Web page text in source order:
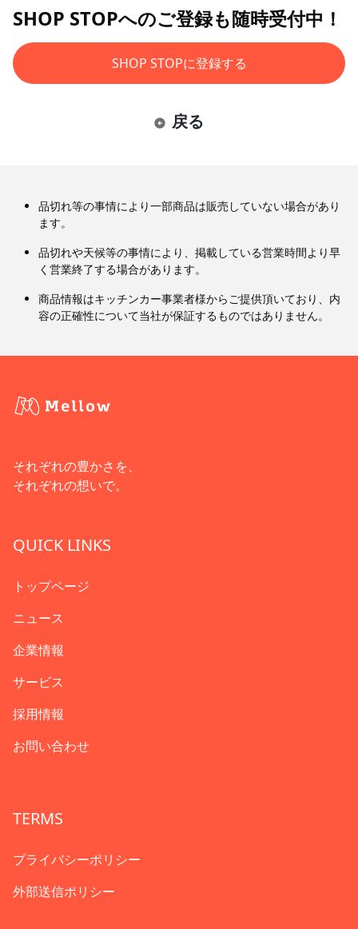
SHOP STOPへのご登録も随時受付中！
SHOP STOPに登録する
戻る
品切れ等の事情により一部商品は販売していない場合があり
ます。
品切れや天候等の事情により、掲載している営業時間より早
く営業終了する場合があります。
商品情報はキッチンカー事業者様からご提供頂いており、内
容の正確性について当社が保証するものではありません。
それぞれの豊かさを、
それぞれの想いで。
QUICK LINKS
トップページ
ニュース
企業情報
サービス
採用情報
お問い合わせ
TERMS
プライバシーポリシー
外部送信ポリシー